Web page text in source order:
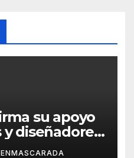
su apoyo
y diseñadores
Tenerife